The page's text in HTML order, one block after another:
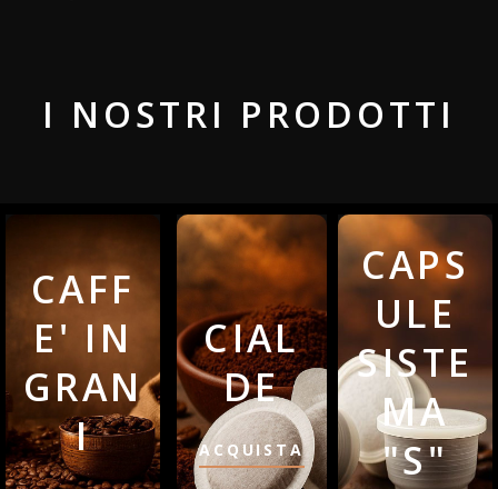
I NOSTRI PRODOTTI
CAFF
E' IN
GRAN
I
CIAL
DE
ACQUISTA
CAPS
ULE
SISTE
MA
"S"